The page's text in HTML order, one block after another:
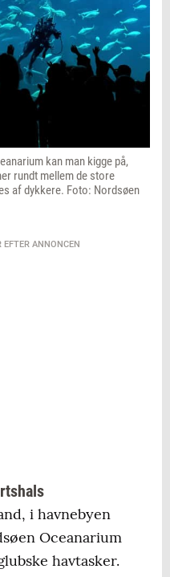
kan man kigge på,
rundt mellem de store
af dykkere. Foto: Nordsøen
ANNONCEN
i havnebyen
Oceanarium
havtasker.